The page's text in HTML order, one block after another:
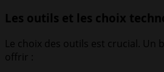
Les outils et les choix
Le choix des outils est crucial. Un
offrir :